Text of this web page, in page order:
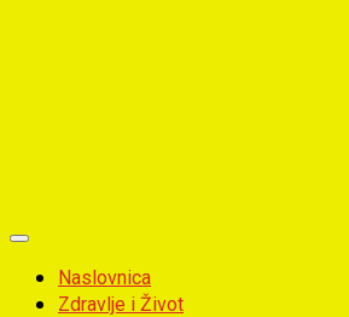
Primary
MenuNaslovnica
Zdravlje i Život